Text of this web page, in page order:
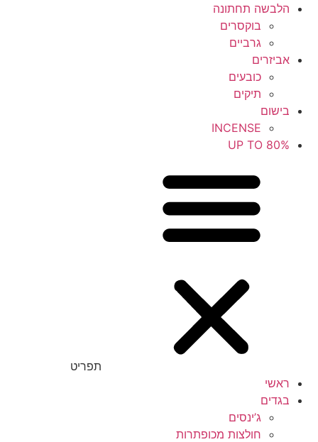
הלבשה תחתונה
בוקסרים
גרביים
אביזרים
כובעים
תיקים
בישום
INCENSE
UP TO 80%
תפריט
ראשי
בגדים
ג’ינסים
חולצות מכופתרות